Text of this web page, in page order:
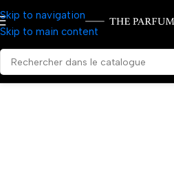
Skip to navigation
Skip to main content